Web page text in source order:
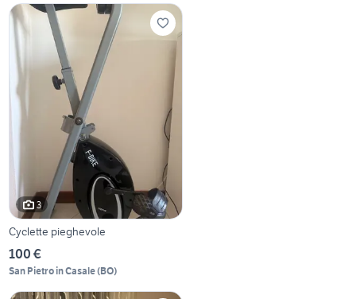
3
Cyclette pieghevole
100 €
San Pietro in Casale(BO)